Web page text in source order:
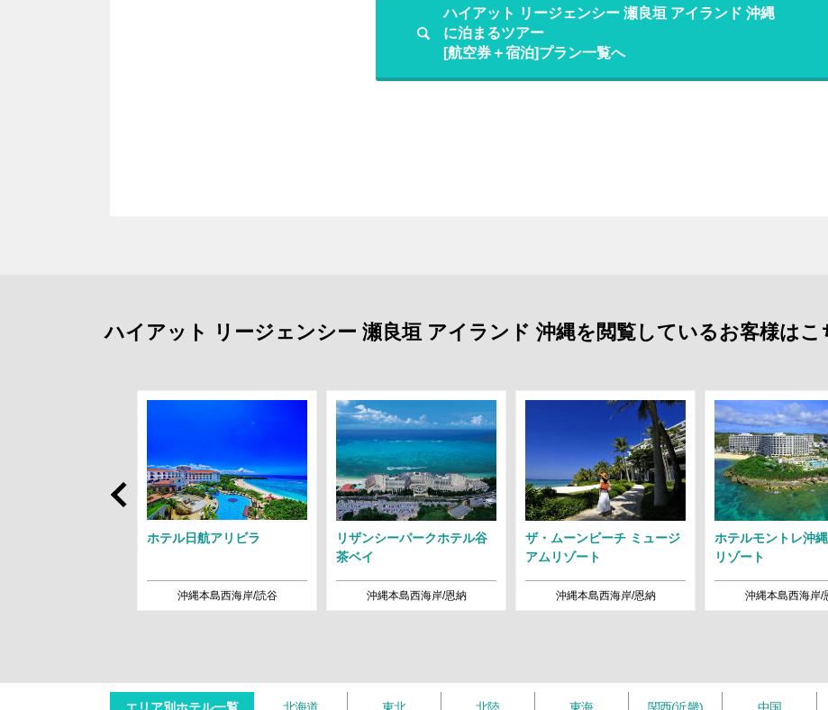
ハイアット リージェンシー 瀬良垣 アイランド 沖縄
に泊まるツアー
[航空券＋宿泊]プラン一覧へ
ハイアット リージェンシー 瀬良垣 アイランド 沖縄を閲覧しているお客様は
ホテル日航アリビラ
沖縄本島西海岸/読谷
リザンシーパークホテル谷
茶ベイ
沖縄本島西海岸/恩納
ザ・ムーンビーチ ミュージ
アムリゾート
沖縄本島西海岸/恩納
ホテルモントレ沖
リゾート
沖縄本島西海岸/
Prev
エリア別ホテル一覧 北海道 東北 北陸 東海 関西(近畿) 中国